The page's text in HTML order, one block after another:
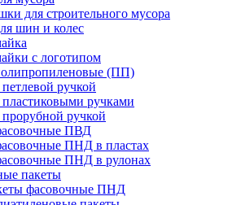
для строительного мусора
шин и колес
с логотипом
(ПП)
ручкой
ручками
ручкой
ПВД
ПНД в пластах
ПНД в рулонах
пакеты
фасовочные ПНД